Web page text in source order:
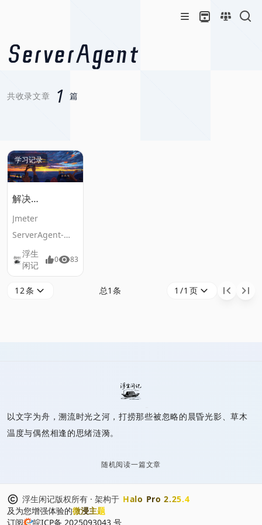
ServerAgent
共收录文章 1 篇
学习记录
解决
ServerAgent-
2.2.3闪退问题
Jmeter
ServerAgent-
2.2.3因与JDK版本
不匹配导致运行脚
供多方案解决，创
新在于兼顾简单替
源，后续可探索自
动化检测与更统一
浮生
闲记
0 83
12条 总1条 1/1页
以文字为舟，溯流时光之河，打捞那些被忽略的晨昏光影、草木
温度与偶然相逢的思绪涟漪。
随机阅读一篇文章
浮生闲记版权所有 · 架构于 Halo Pro 2.25.4
及为您增强体验的微浸主题
订阅
皖ICP备 2025093043 号